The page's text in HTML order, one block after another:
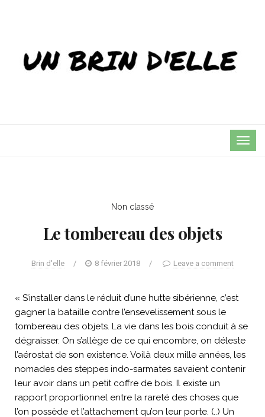
Non classé
Le tombereau des objets
Brin d'elle / 8 février 2018 / Leave a comment
« S’installer dans le réduit d’une hutte sibérienne, c’est
gagner la bataille contre l’ensevelissement sous le
tombereau des objets. La vie dans les bois conduit à se
dégraisser. On s’allège de ce qui encombre, on déleste
l’aérostat de son existence. Voilà deux mille années, les
nomades des steppes indo-sarmates savaient contenir
leur avoir dans un petit coffre de bois. Il existe un
rapport proportionnel entre la rareté des choses que
l’on possède et l’attachement qu’on leur porte. (..) Un